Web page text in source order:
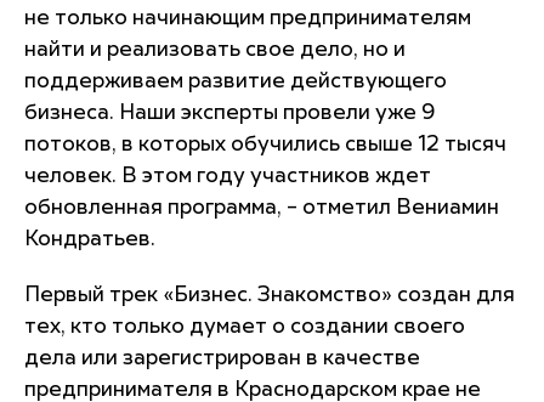
не только начинающим предпринимателям
найти и реализовать свое дело, но и
поддерживаем развитие действующего
бизнеса. Наши эксперты провели уже 9
потоков, в которых обучились свыше 12 тысяч
человек. В этом году участников ждет
обновленная программа, – отметил Вениамин
Кондратьев.
Первый трек «Бизнес. Знакомство» создан для
тех, кто только думает о создании своего
дела или зарегистрирован в качестве
предпринимателя в Краснодарском крае не